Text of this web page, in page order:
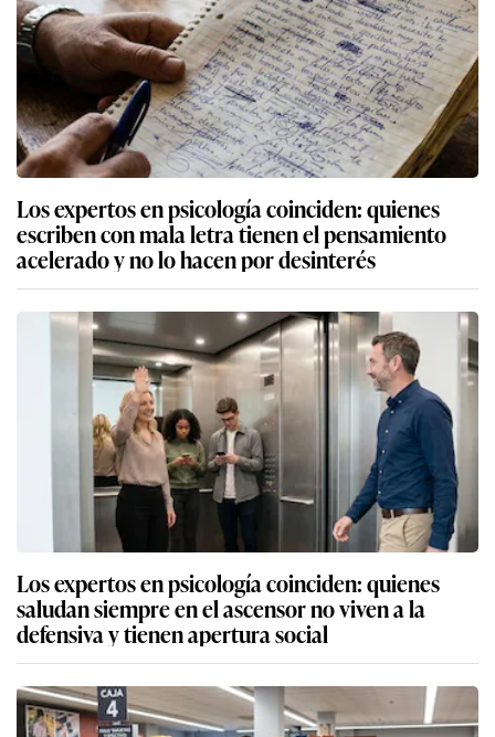
Los expertos en psicología coinciden: quienes
escriben con mala letra tienen el pensamiento
acelerado y no lo hacen por desinterés
Los expertos en psicología coinciden: quienes
saludan siempre en el ascensor no viven a la
defensiva y tienen apertura social